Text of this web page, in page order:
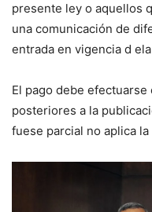
presente ley o aquellos
una comunicación de
entrada en vigencia d
El pago debe efectuarse
posteriores a la
fuese parcial no aplica